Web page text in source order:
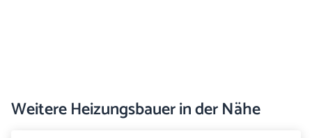
Weitere Heizungsbauer in der Nähe